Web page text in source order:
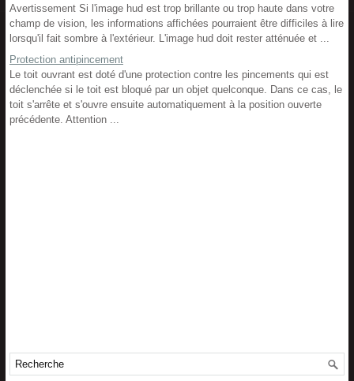
Avertissement Si l'image hud est trop brillante ou trop haute dans votre
champ de vision, les informations affichées pourraient être difficiles à lire
lorsqu'il fait sombre à l'extérieur. L'image hud doit rester atténuée et ...
Protection antipincement
Le toit ouvrant est doté d'une protection contre les pincements qui est
déclenchée si le toit est bloqué par un objet quelconque. Dans ce cas, le
toit s'arrête et s'ouvre ensuite automatiquement à la position ouverte
précédente. Attention ...